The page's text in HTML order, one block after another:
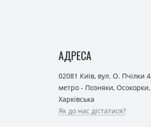
АДРЕСА
02081 Київ, вул. О. Пчілки 4
метро - Позняки, Осокорки,
Харківська
Як до нас дістатися?